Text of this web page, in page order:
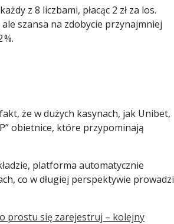
z 8 liczbami, płacąc 2 zł za los.
ale szansa na zdobycie przynajmniej
że w dużych kasynach, jak Unibet,
obietnice, które przypominają
platforma automatycznie
co w długiej perspektywie prowadzi
prostu się zarejestruj – kolejny